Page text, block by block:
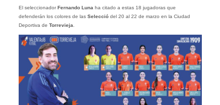
El seleccionadorFernando Luna ha citado a estas 18 jugadoras que
defenderán los colores de las Selecciódel 20 al 22 de marzo en la Ciudad
Deportiva de Torrevieja